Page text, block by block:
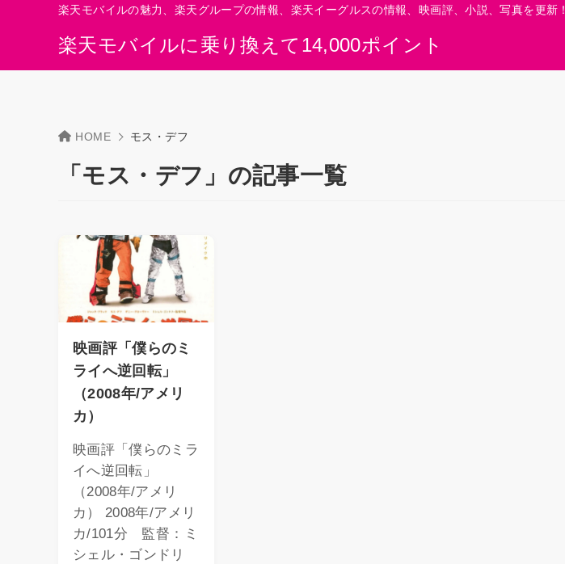
楽天モバイルに乗り換えて14,000ポイント
楽天モバイルの魅力、楽天グループの情報、楽天イーグルスの情報、映画評、小説、写真を更新！
HOME モス・デフ
「モス・デフ」の記事一覧
映画評「僕らのミ
ライへ逆回転」
（2008年/アメリ
カ）
映画評「僕らのミラ
イへ逆回転」
（2008年/アメリ
カ） 2008年/アメリ
カ/101分 監督：ミ
シェル・ゴンドリ